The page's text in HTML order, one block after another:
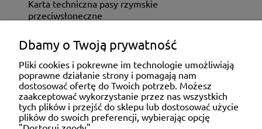
Karta techniczna pasy rzymskie
przeciwsłoneczne
ZAKUPY
MOJE KONTO
Dbamy o Twoją prywatność
Pliki cookies i pokrewne im technologie umożliwiają
poprawne działanie strony i pomagają nam
dostosować ofertę do Twoich potrzeb. Możesz
zaakceptować wykorzystanie przez nas wszystkich
tych plików i przejść do sklepu lub dostosować użycie
plików do swoich preferencji, wybierając opcję